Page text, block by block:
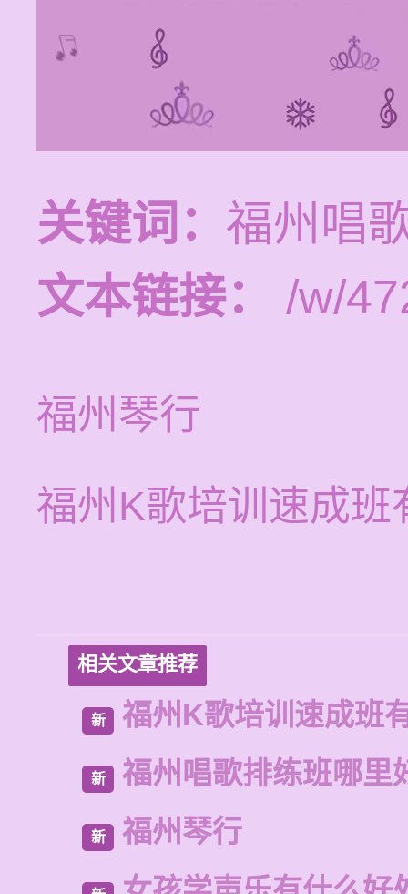
关键词： 福州唱
文本链接：
/w/
福州琴行
福州K歌培训速成班
相关文章推荐
新 福州K歌培训速成班
新 福州唱歌排练班哪里
新 福州琴行